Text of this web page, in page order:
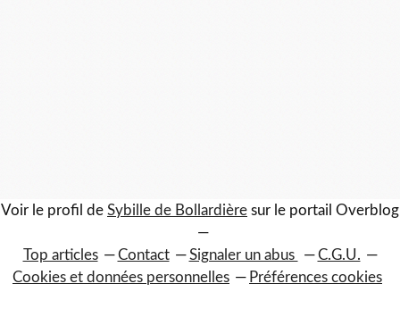
Voir le profil de Sybille de Bollardière sur le portail Overblog
Top articles Contact Signaler un abus
C.G.U.
Cookies et données personnelles
Préférences cookies